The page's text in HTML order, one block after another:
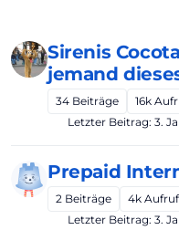
Sirenis
jemand
34 Beiträge 16k
Letzter Beitrag: 3.
Prepaid
2 Beiträge 4k
Letzter Beitrag: 3.